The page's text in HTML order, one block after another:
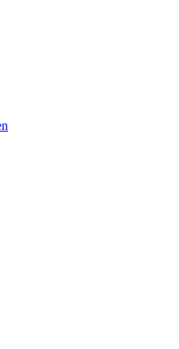
Beautyblog
schön:
Beautyblog